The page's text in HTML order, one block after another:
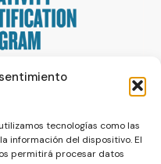
tecnologías como las
información del dispositivo. El
permitirá procesar datos